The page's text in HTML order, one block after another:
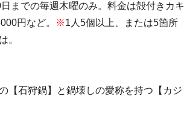
までの毎週木曜のみ。料金は殻付きカキ
円など。
※1人5個以上、または5箇所
。
【石狩鍋】と鍋壊しの愛称を持つ【カジ